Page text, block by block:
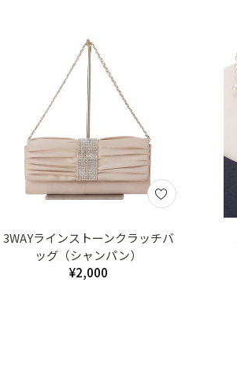
3WAYラインストーンクラッチバ
ッグ（シャンパン）
¥2,000